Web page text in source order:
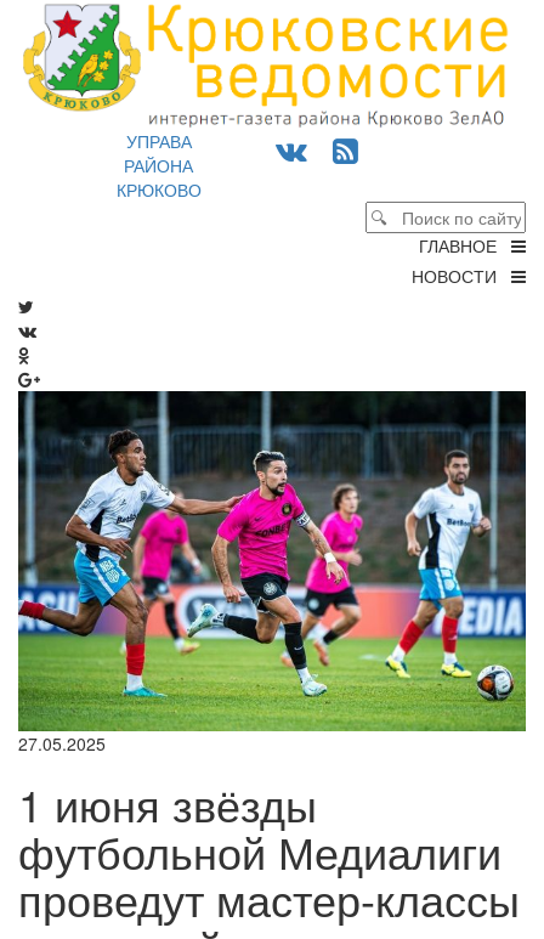
УПРАВА
РАЙОНА
КРЮКОВО
ГЛАВНОЕ
НОВОСТИ
27.05.2025
1 июня звёзды
футбольной Медиалиги
проведут мастер-классы